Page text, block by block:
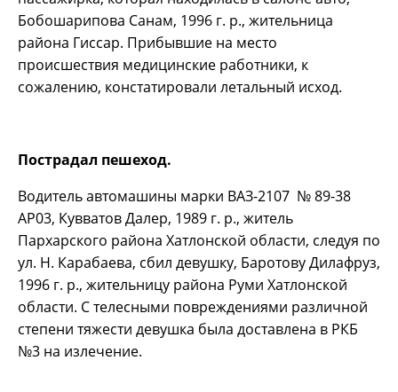
Бобошарипова Санам, 1996 г. р., жительница
района Гиссар. Прибывшие на место
происшествия медицинские работники, к
сожалению, констатировали летальный исход.
Пострадал пешеход.
Водитель автомашины марки ВАЗ-2107 № 89-38
АР03, Кувватов Далер, 1989 г. р., житель
Пархарского района Хатлонской области, следуя по
ул. Н. Карабаева, сбил девушку, Баротову Дилафруз,
1996 г. р., жительницу района Руми Хатлонской
области. С телесными повреждениями различной
степени тяжести девушка была доставлена в РКБ
№3 на излечение.